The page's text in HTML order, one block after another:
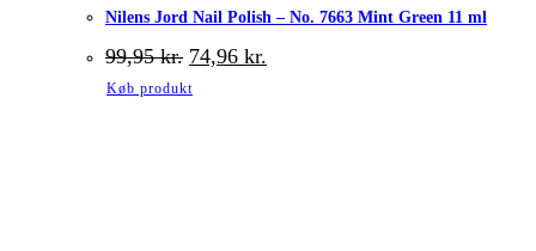
Nilens Jord Nail Polish – No. 7663 Mint Green 11 ml
99,95kr. Den
oprindelige
pris
74,96 kr.
Køb produkt